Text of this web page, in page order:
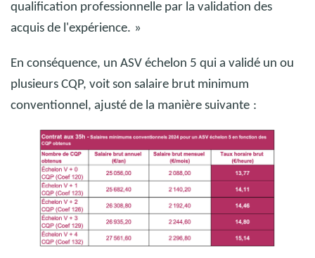
qualification professionnelle par la validation des
acquis de l'expérience. »
En conséquence, un ASV échelon 5 qui a validé un ou
plusieurs CQP, voit son salaire brut minimum
conventionnel, ajusté de la manière suivante :